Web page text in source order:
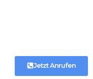
Jetzt Anrufen